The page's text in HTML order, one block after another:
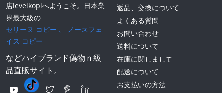
店levelkopiへようこそ。日本業
界最大級の
セリーヌ コピー
ノースフェ
イス コピー
などハイブランド偽物ｎ級
品直販サイト。
返品、交換について
よくある質問
お問い合わせ
送料について
在庫に関しまして
配送について
お支払いの方法